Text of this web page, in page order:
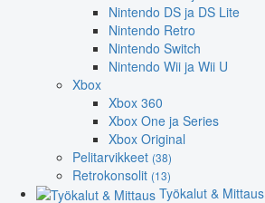
Nintendo DS ja DS Lite
Nintendo Retro
Nintendo Switch
Nintendo Wii ja Wii U
Xbox
Xbox 360
Xbox One ja Series
Xbox Original
Pelitarvikkeet (38)
Retrokonsolit (13)
Työkalut & Mittaus